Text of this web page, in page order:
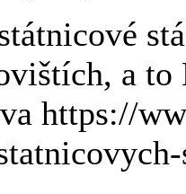
a to
https://